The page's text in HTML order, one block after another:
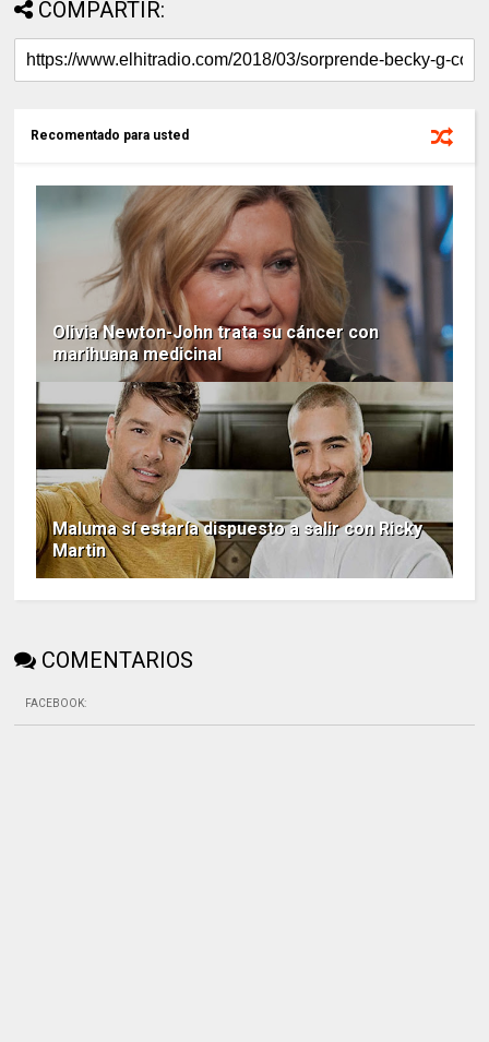
COMPARTIR:
Recomentado para usted
Olivia Newton-John trata su cáncer con
marihuana medicinal
Maluma sí estaría dispuesto a salir con Ricky
Martin
COMENTARIOS
FACEBOOK: